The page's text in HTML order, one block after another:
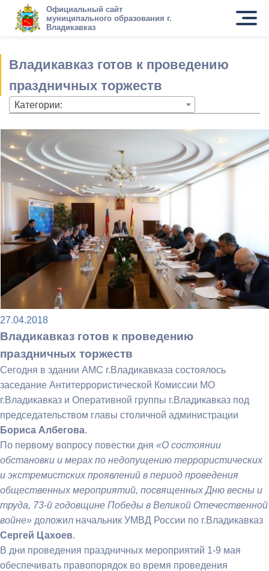
Официальный сайт
муниципального образования г.
Владикавказ
Владикавказ готов к проведению
праздничных торжеств
Категории:
27.04.2018
Владикавказ готов к проведению
праздничных торжеств
Сегодня в здании АМС г.Владикавказа состоялось
заседание Антитеррористической Комиссии МО
г.Владикавказ и Оперативной группы г.Владикавказ под
председательством главы столичной администрации
Бориса Албегова.
По первому вопросу повестки дня «О состоянии
обстановки и мерах по недопущению террористических
и экстремистских проявлений в период проведения
общественных мероприятий, посвященных Дню весны и
труда, 73-й годовщине Победы в Великой Отечественной
войне» доложил начальник УМВД России по г.Владикавказ
Сергей Цахоев.
В дни проведения праздничных мероприятий 1-9 мая
обеспечивать правопорядок во время проведения